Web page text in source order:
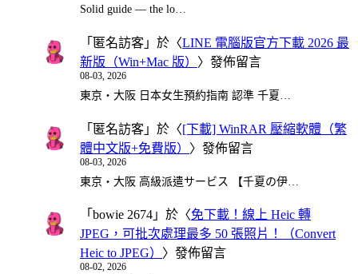
Solid guide — the lo…
「 匿名訪客 」於〈LINE 電腦版官方下載 2026 最
新版（Win+Mac 版） 〉發佈留言
08-03, 2026
東京・大阪 日本女生預約指南 認準 千夏…
「 匿名訪客 」於〈[下載] WinRAR 壓縮軟體（繁
體中文版+免費版） 〉發佈留言
08-03, 2026
東京・大阪 高級派遣サービス 【千夏の伊…
「 bowie 2674 」於〈免下載！線上 Heic 轉
JPEG，可批次處理最多 50 張照片！（Convert
Heic to JPEG） 〉發佈留言
08-02, 2026